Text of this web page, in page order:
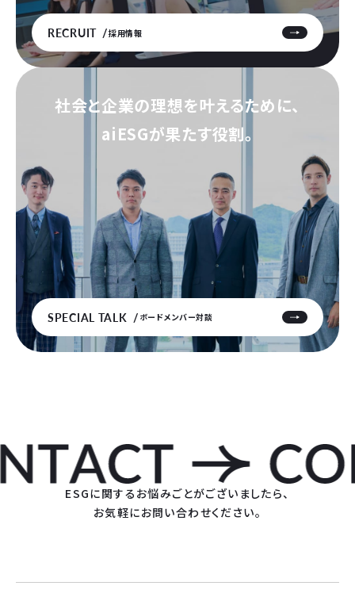
RECRUIT 採用情報
社会と企業の理想を叶えるために、
aiESGが果たす役割。
SPECIAL TALK ボードメンバー対談
ESGに関するお悩みごとがございましたら、
お気軽にお問い合わせください。